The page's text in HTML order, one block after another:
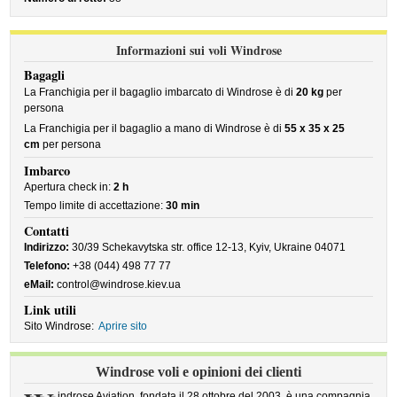
Informazioni sui voli Windrose
Bagagli
La Franchigia per il bagaglio imbarcato di Windrose è di20 kg per
persona
La Franchigia per il bagaglio a mano di Windrose è di55 x 35 x 25
cm per persona
Imbarco
Apertura check in:2 h
Tempo limite di accettazione:30 min
Contatti
Indirizzo: 30/39 Schekavytska str. office 12-13, Kyiv, Ukraine 04071
Telefono: +38 (044) 498 77 77
eMail: control@windrose.kiev.ua
Link utili
Sito Windrose: Aprire sito
Windrose voli e opinioni dei clienti